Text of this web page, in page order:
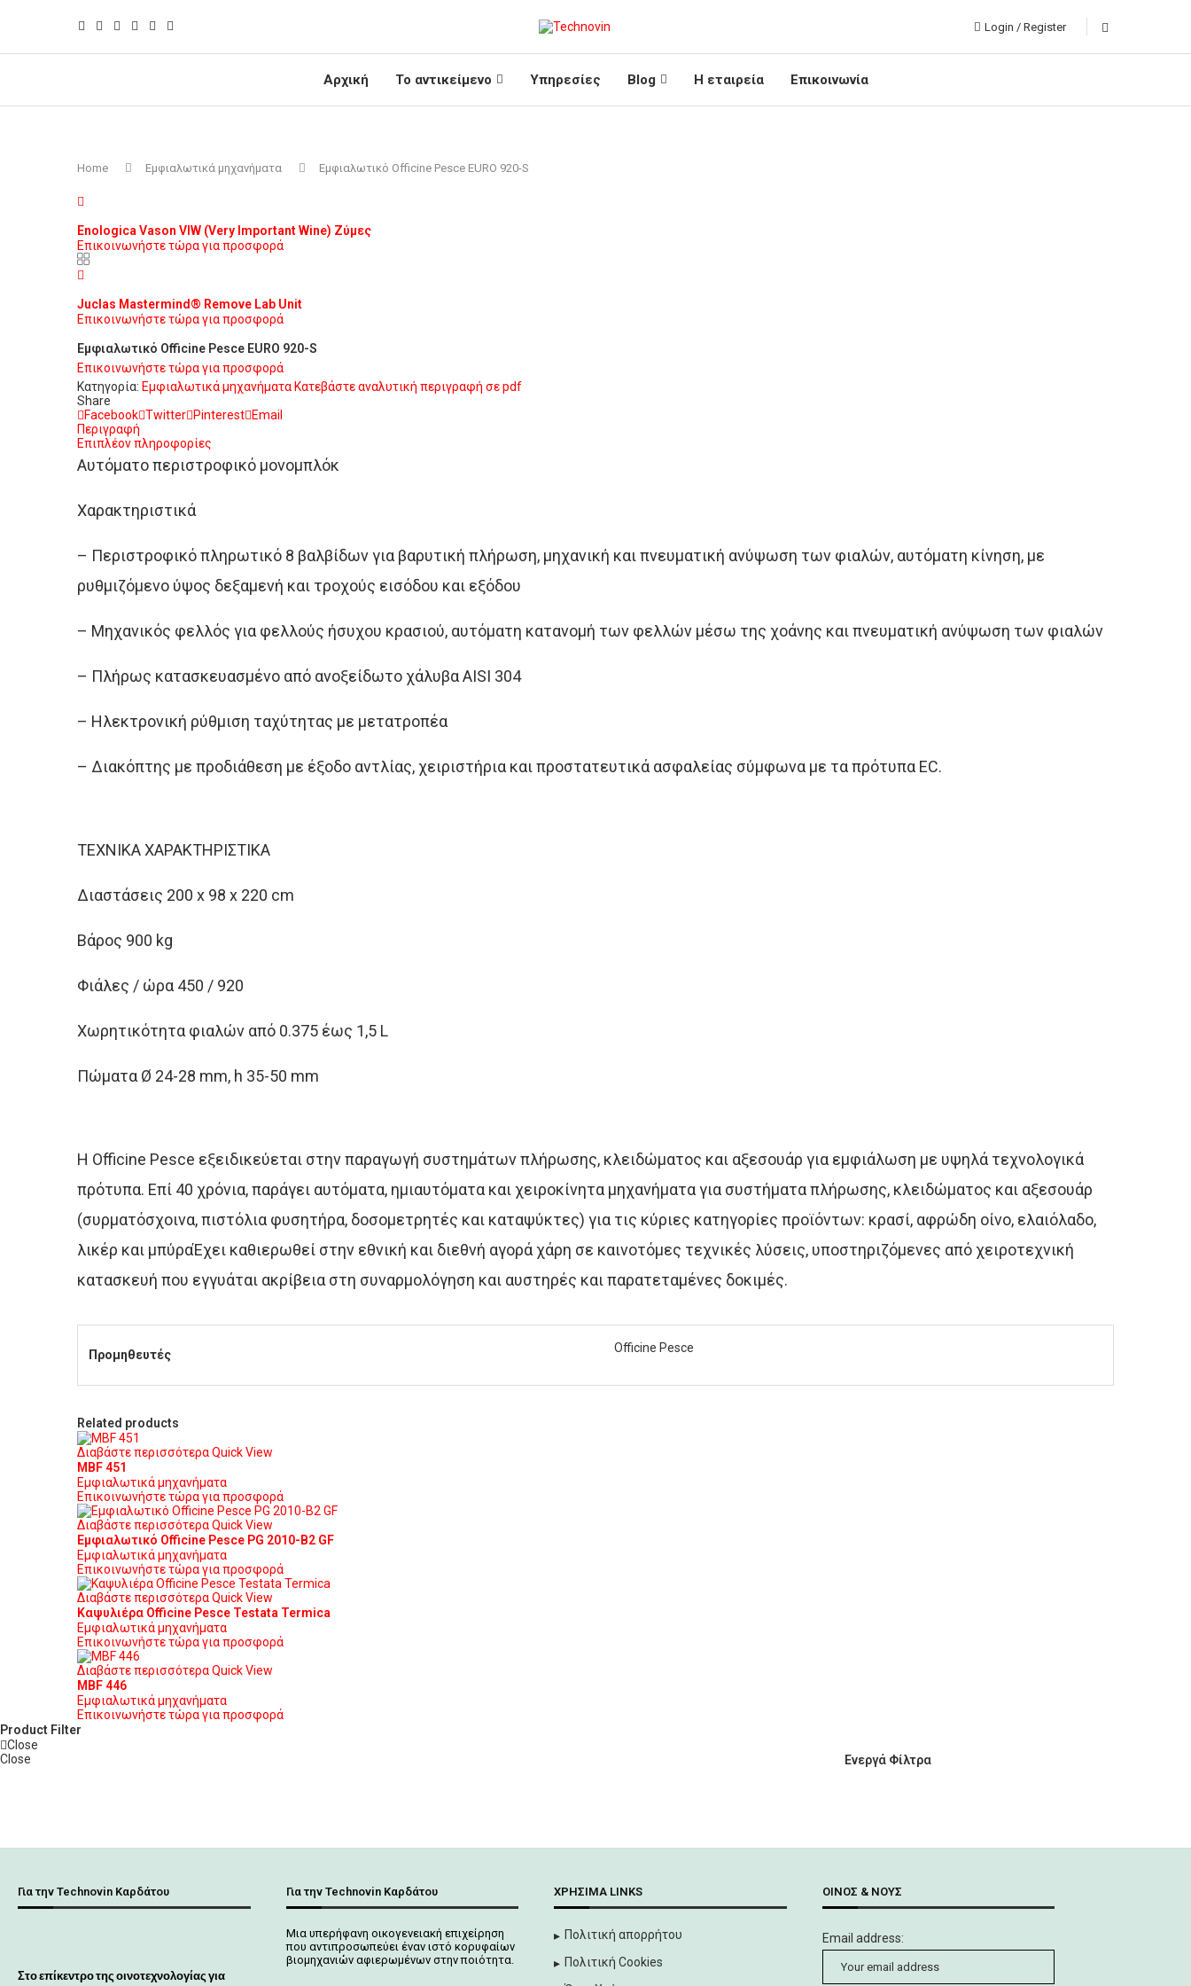
Login / Register
Αρχική Το αντικείμενο Υπηρεσίες Blog Η εταιρεία Επικοινωνία
Home Εμφιαλωτικά μηχανήματα Εμφιαλωτικό Οfficine Pesce EURO 920-S
Enologica Vason VIW (Very Important Wine) Ζύμες
Επικοινωνήστε τώρα για προσφορά
Juclas Mastermind® Remove Lab Unit
Επικοινωνήστε τώρα για προσφορά
Εμφιαλωτικό Οfficine Pesce EURO 920-S
Επικοινωνήστε τώρα για προσφορά
Κατηγορία: Εμφιαλωτικά μηχανήματα Κατεβάστε αναλυτική περιγραφή σε pdf
Share
Facebook Twitter Pinterest
Email
Περιγραφή
Επιπλέον πληροφορίες
Αυτόματο περιστροφικό μονομπλόκ
Χαρακτηριστικά
– Περιστροφικό πληρωτικό 8 βαλβίδων για βαρυτική πλήρωση, μηχανική και πνευματική ανύψωση των φιαλών, αυτόματη κίνηση, με
ρυθμιζόμενο ύψος δεξαμενή και τροχούς εισόδου και εξόδου
– Μηχανικός φελλός για φελλούς ήσυχου κρασιού, αυτόματη κατανομή των φελλών μέσω της χοάνης και πνευματική ανύψωση των φιαλών
– Πλήρως κατασκευασμένο από ανοξείδωτο χάλυβα AISI 304
– Ηλεκτρονική ρύθμιση ταχύτητας με μετατροπέα
– Διακόπτης με προδιάθεση με έξοδο αντλίας, χειριστήρια και προστατευτικά ασφαλείας σύμφωνα με τα πρότυπα EC.
ΤEXNIKA ΧΑΡΑΚΤΗΡΙΣΤΙΚΑ
Διαστάσεις 200 x 98 x 220 cm
Βάρος 900 kg
Φιάλες / ώρα 450 / 920
Χωρητικότητα φιαλών από 0.375 έως 1,5 L
Πώματα Ø 24-28 mm, h 35-50 mm
Η Officine Pesce εξειδικεύεται στην παραγωγή συστημάτων πλήρωσης, κλειδώματος και αξεσουάρ για εμφιάλωση με υψηλά τεχνολογικά
πρότυπα. Επί 40 χρόνια, παράγει αυτόματα, ημιαυτόματα και χειροκίνητα μηχανήματα για συστήματα πλήρωσης, κλειδώματος και αξεσουάρ
(συρματόσχοινα, πιστόλια φυσητήρα, δοσομετρητές και καταψύκτες) για τις κύριες κατηγορίες προϊόντων: κρασί, αφρώδη οίνο, ελαιόλαδο,
λικέρ και μπύραΈχει καθιερωθεί στην εθνική και διεθνή αγορά χάρη σε καινοτόμες τεχνικές λύσεις, υποστηριζόμενες από χειροτεχνική
κατασκευή που εγγυάται ακρίβεια στη συναρμολόγηση και αυστηρές και παρατεταμένες δοκιμές.
Προμηθευτές Officine Pesce
Related products
Διαβάστε περισσότεραQuick View
MBF 451
Εμφιαλωτικά μηχανήματα
Επικοινωνήστε τώρα για προσφορά
Διαβάστε περισσότεραQuick View
Εμφιαλωτικό Οfficine Pesce PG 2010-B2 GF
Εμφιαλωτικά μηχανήματα
Επικοινωνήστε τώρα για προσφορά
Διαβάστε περισσότεραQuick View
Καψυλιέρα Οfficine Pesce Testata Termica
Εμφιαλωτικά μηχανήματα
Επικοινωνήστε τώρα για προσφορά
Διαβάστε περισσότεραQuick View
MBF 446
Εμφιαλωτικά μηχανήματα
Επικοινωνήστε τώρα για προσφορά
Product Filter
Close
Ενεργά Φίλτρα
Close
Για την Technovin Καρδάτου
Στο επίκεντρο της οινοτεχνολογίας για
Για την Technovin Καρδάτου
Μια υπερήφανη οικογενειακή επιχείρηση
που αντιπροσωπεύει έναν ιστό κορυφαίων
βιομηχανιών αφιερωμένων στην ποιότητα.
ΧΡΉΣΙΜΑ LINKS
Πολιτική απορρήτου
Πολιτική Cookies
ΟΊΝΟΣ & ΝΟΥΣ
Email address: